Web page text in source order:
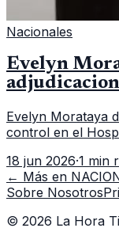
Nacionales
Evelyn
Evelyn Morataya
control en el
18 jun 2026·1 min
← Más en
Sobre Nosotros
© 2026 La Hora